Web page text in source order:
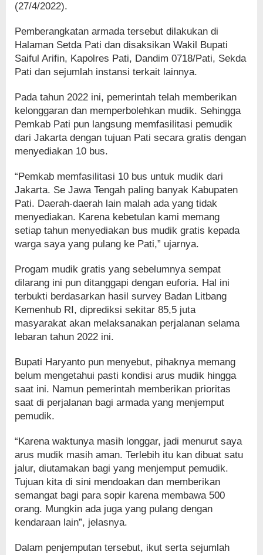
(27/4/2022).
Pemberangkatan armada tersebut dilakukan di
Halaman Setda Pati dan disaksikan Wakil Bupati
Saiful Arifin, Kapolres Pati, Dandim 0718/Pati, Sekda
Pati dan sejumlah instansi terkait lainnya.
Pada tahun 2022 ini, pemerintah telah memberikan
kelonggaran dan memperbolehkan mudik. Sehingga
Pemkab Pati pun langsung memfasilitasi pemudik
dari Jakarta dengan tujuan Pati secara gratis dengan
menyediakan 10 bus.
“Pemkab memfasilitasi 10 bus untuk mudik dari
Jakarta. Se Jawa Tengah paling banyak Kabupaten
Pati. Daerah-daerah lain malah ada yang tidak
menyediakan. Karena kebetulan kami memang
setiap tahun menyediakan bus mudik gratis kepada
warga saya yang pulang ke Pati,” ujarnya.
Progam mudik gratis yang sebelumnya sempat
dilarang ini pun ditanggapi dengan euforia. Hal ini
terbukti berdasarkan hasil survey Badan Litbang
Kemenhub RI, diprediksi sekitar 85,5 juta
masyarakat akan melaksanakan perjalanan selama
lebaran tahun 2022 ini.
Bupati Haryanto pun menyebut, pihaknya memang
belum mengetahui pasti kondisi arus mudik hingga
saat ini. Namun pemerintah memberikan prioritas
saat di perjalanan bagi armada yang menjemput
pemudik.
“Karena waktunya masih longgar, jadi menurut saya
arus mudik masih aman. Terlebih itu kan dibuat satu
jalur, diutamakan bagi yang menjemput pemudik.
Tujuan kita di sini mendoakan dan memberikan
semangat bagi para sopir karena membawa 500
orang. Mungkin ada juga yang pulang dengan
kendaraan lain”, jelasnya.
Dalam penjemputan tersebut, ikut serta sejumlah